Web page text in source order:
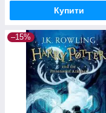
Купити
–15%